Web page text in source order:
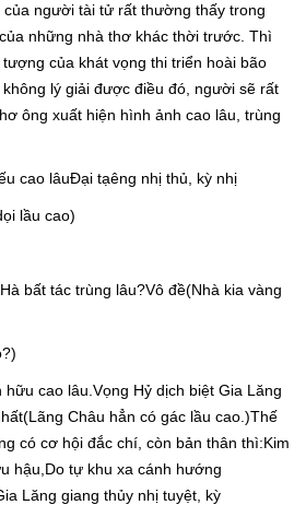
người tài tử rất thường thấy trong
những nhà thơ khác thời trước. Thì
của khát vọng thi triển hoài bão
lý giải được điều đó, người sẽ rất
ông xuất hiện hình ảnh cao lâu, trùng
cao lâuĐại tạêng nhị thủ, kỳ nhị
lầu cao)
bất tác trùng lâu?Vô đề(Nhà kia vàng
cao lâu.Vọng Hỷ dịch biệt Gia Lăng
Châu hẳn có gác lầu cao.)Thế
có cơ hội đắc chí, còn bản thân thì:Kim
hậu,Do tự khu xa cánh hướng
Lăng giang thủy nhị tuyệt, kỳ